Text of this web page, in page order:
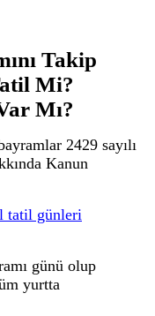
Takip
Mi?
Mı?
2429 sayılı
Kanun
tatil günleri
günü olup
yurtta